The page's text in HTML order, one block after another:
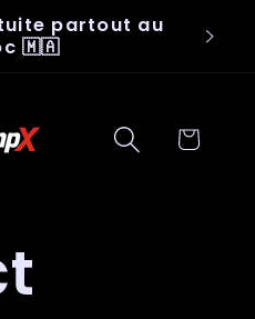
partout au
🇲🇦
Cart